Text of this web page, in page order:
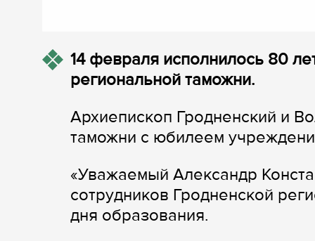
14 февраля исполнилось 80
региональной таможни.
Архиепископ Гродненский и
таможни с юбилеем
«Уважаемый Александр
сотрудников Гродненской
дня образования.